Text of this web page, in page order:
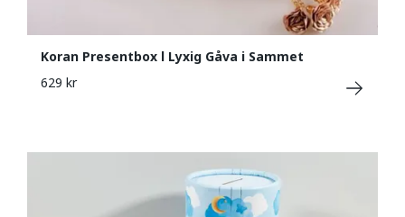
Koran Presentbox l Lyxig Gåva i Sammet
629 kr